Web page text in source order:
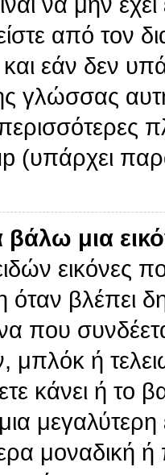
από τον
εάν δεν
γλώσσας
περισσότερες
(υπάρχει
μια
εικόνες
βλέπει
που
μπλόκ ή
κάνει ή